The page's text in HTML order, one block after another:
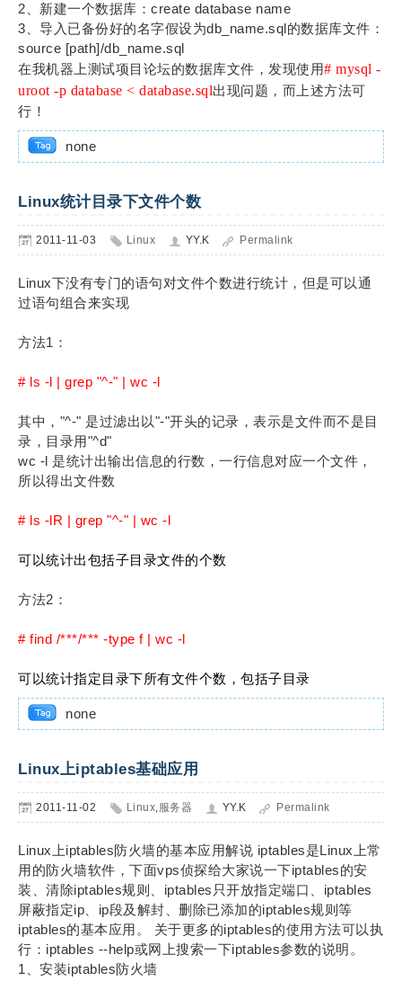
2、新建一个数据库：create database name
3、导入已备份好的名字假设为db_name.sql的数据库文件：
source [path]/db_name.sql
在我机器上测试项目论坛的数据库文件，发现使用# mysql -
uroot -p database < database.sql出现问题，而上述方法可
行！
none
Linux统计目录下文件个数
2011-11-03 Linux YY.K Permalink
Linux下没有专门的语句对文件个数进行统计，但是可以通
过语句组合来实现
方法1：
# ls -l | grep "^-" | wc -l
其中，"^-" 是过滤出以"-"开头的记录，表示是文件而不是目
录，目录用"^d"
wc -l 是统计出输出信息的行数，一行信息对应一个文件，
所以得出文件数
# ls -lR | grep "^-" | wc -l
可以统计出包括子目录文件的个数
方法2：
# find /***/*** -type f | wc -l
可以统计指定目录下所有文件个数，包括子目录
none
Linux上iptables基础应用
2011-11-02 Linux,服务器 YY.K Permalink
Linux上iptables防火墙的基本应用解说 iptables是Linux上常
用的防火墙软件，下面vps侦探给大家说一下iptables的安
装、清除iptables规则、iptables只开放指定端口、iptables
屏蔽指定ip、ip段及解封、删除已添加的iptables规则等
iptables的基本应用。 关于更多的iptables的使用方法可以执
行：iptables --help或网上搜索一下iptables参数的说明。
1、安装iptables防火墙